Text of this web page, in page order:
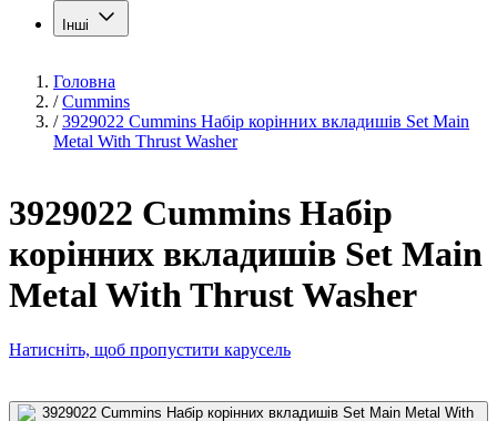
Інші
Головна
/ Cummins
/ 3929022 Cummins Набір корінних вкладишів Set Main
Metal With Thrust Washer
3929022 Cummins Набір
корінних вкладишів Set Main
Metal With Thrust Washer
Натисніть, щоб пропустити карусель